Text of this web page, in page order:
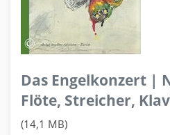
Das Engelkonzert |
Flöte, Streicher,
(14,1 MB)